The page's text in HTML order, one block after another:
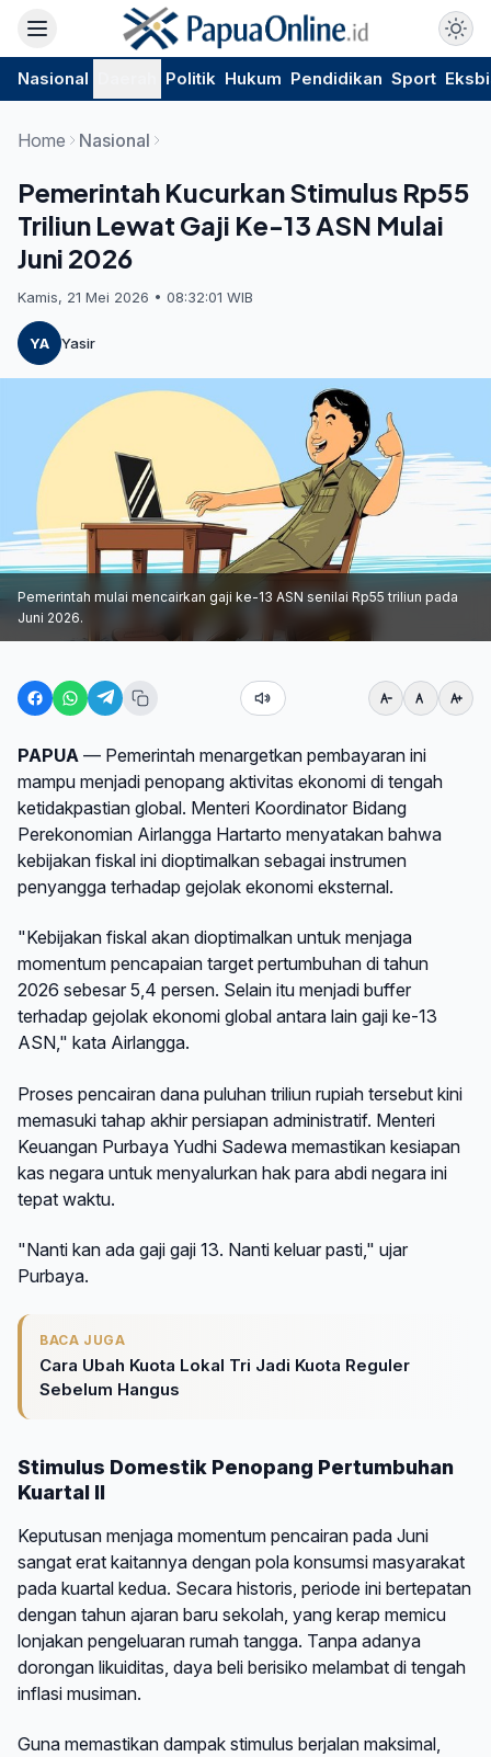
Nasional Politik Hukum Pendidikan Sport
Home Nasional
Pemerintah Kucurkan Stimulus Rp55
Triliun Lewat Gaji Ke-13 ASN Mulai
Juni 2026
Kamis, 21 Mei 2026 • 08:32:01 WIB
YA Yasir
Pemerintah mulai mencairkan gaji ke-13 ASN senilai Rp55 triliun pada
Juni 2026.
PAPUA — Pemerintah menargetkan pembayaran ini
mampu menjadi penopang aktivitas ekonomi di tengah
ketidakpastian global. Menteri Koordinator Bidang
Perekonomian Airlangga Hartarto menyatakan bahwa
kebijakan fiskal ini dioptimalkan sebagai instrumen
penyangga terhadap gejolak ekonomi eksternal.
"Kebijakan fiskal akan dioptimalkan untuk menjaga
momentum pencapaian target pertumbuhan di tahun
2026 sebesar 5,4 persen. Selain itu menjadi buffer
terhadap gejolak ekonomi global antara lain gaji ke-13
ASN," kata Airlangga.
Proses pencairan dana puluhan triliun rupiah tersebut kini
memasuki tahap akhir persiapan administratif. Menteri
Keuangan Purbaya Yudhi Sadewa memastikan kesiapan
kas negara untuk menyalurkan hak para abdi negara ini
tepat waktu.
"Nanti kan ada gaji gaji 13. Nanti keluar pasti," ujar
Purbaya.
BACA JUGA
Cara Ubah Kuota Lokal Tri Jadi Kuota Reguler
Sebelum Hangus
Stimulus Domestik Penopang Pertumbuhan
Kuartal II
Keputusan menjaga momentum pencairan pada Juni
sangat erat kaitannya dengan pola konsumsi masyarakat
pada kuartal kedua. Secara historis, periode ini bertepatan
dengan tahun ajaran baru sekolah, yang kerap memicu
lonjakan pengeluaran rumah tangga. Tanpa adanya
dorongan likuiditas, daya beli berisiko melambat di tengah
inflasi musiman.
Guna memastikan dampak stimulus berjalan maksimal,